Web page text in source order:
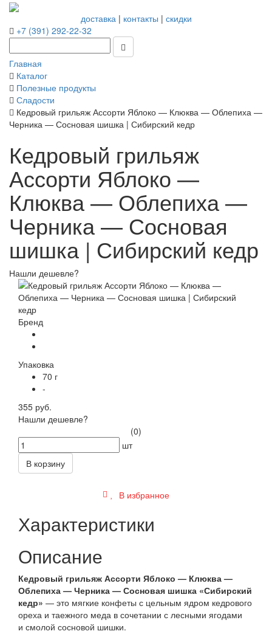
доставка| контакты | скидки
+7 (391) 292-22-32
Главная
Каталог
Полезные продукты
Сладости
Кедровый грильяж Ассорти Яблоко — Клюква — Облепиха —
Черника — Сосновая шишка | Сибирский кедр
Кедровый грильяж
Ассорти Яблоко —
Клюква — Облепиха —
Черника — Сосновая
шишка | Сибирский кедр
Нашли дешевле?
Бренд
Упаковка
70 г
-
355 руб.
Нашли дешевле?
(0)
шт
В корзину
В избранное
Характеристики
Описание
Кедровый грильяж Ассорти Яблоко — Клюква —
Облепиха — Черника — Сосновая шишка «Сибирский
кедр» — это мягкие конфеты с цельным ядром кедрового
ореха и таежного меда в сочетании с лесными ягодами
и смолой сосновой шишки.